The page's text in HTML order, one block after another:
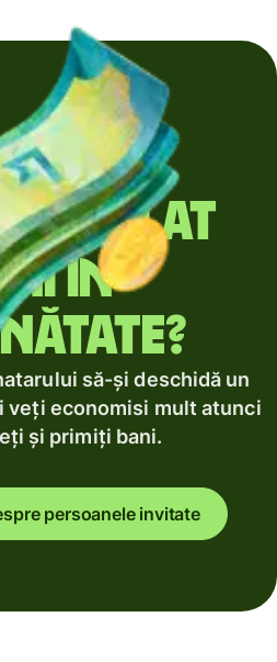
regulat
în
să-și deschidă un
veți economisi mult atunci
și primiți bani.
persoanele invitate